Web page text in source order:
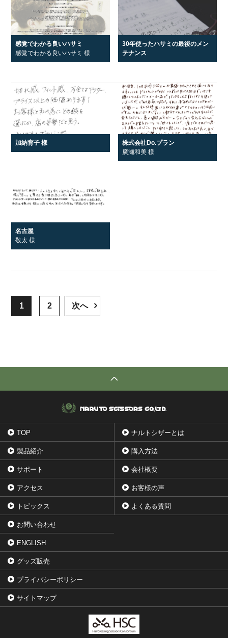
感覚でわかる良いハサミ
感覚でわかる良いハサミ 様
30年使ったハサミの最後のメン
テナンス
加納育子 様
株式会社Do.プラン
廣瀬和美 様
名古屋
敬太 様
1 2 次へ
TOP ナルトシザーとは
製品紹介 購入方法
サポート 会社概要
アクセス お客様の声
トピックス よくある質問
お問い合わせ
ENGLISH
グッズ販売
プライバシーポリシー
サイトマップ